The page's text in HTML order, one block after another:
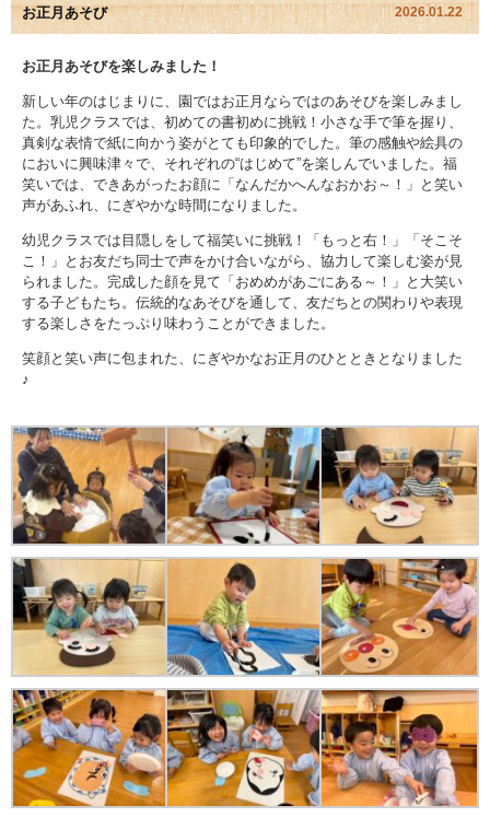
お正月あそび 2026.01.22
お正月あそびを楽しみました！
新しい年のはじまりに、園ではお正月ならではのあそびを楽しみまし
た。乳児クラスでは、初めての書初めに挑戦！小さな手で筆を握り、
真剣な表情で紙に向かう姿がとても印象的でした。筆の感触や絵具の
においに興味津々で、それぞれの“はじめて”を楽しんでいました。福
笑いでは、できあがったお顔に「なんだかへんなおかお～！」と笑い
声があふれ、にぎやかな時間になりました。
幼児クラスでは目隠しをして福笑いに挑戦！「もっと右！」「そこそ
こ！」とお友だち同士で声をかけ合いながら、協力して楽しむ姿が見
られました。完成した顔を見て「おめめがあごにある～！」と大笑い
する子どもたち。伝統的なあそびを通して、友だちとの関わりや表現
する楽しさをたっぷり味わうことができました。
笑顔と笑い声に包まれた、にぎやかなお正月のひとときとなりました
♪
園児アルバム
採用情報
よくあるご質問
プライバシーポリシー
ケイアイクラブ
勤務証明書
苦情解決公表
法人詳細情報
重要事項説明書
第三者評価報告書
園の自己評価公表
防災計画